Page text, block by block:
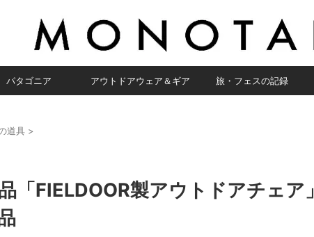
パタゴニア アウトドアウェア＆ギア 旅・フェスの記録
道具 >
「FIELDOOR製アウトドアチェア」